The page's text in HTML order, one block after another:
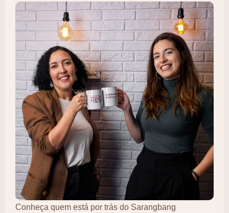
Conheça quem está por trás do Sarangbang